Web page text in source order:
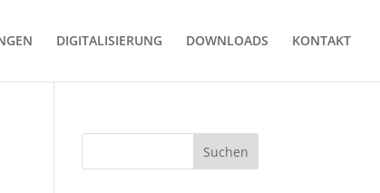
DIGITALISIERUNG DOWNLOADS KONTAKT